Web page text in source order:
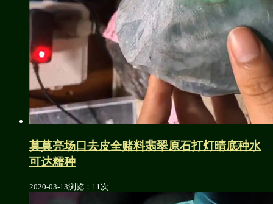
莫莫亮场口去皮全赌料翡翠原石打灯晴底种水
可达糯种
2020-03-13浏览：11次